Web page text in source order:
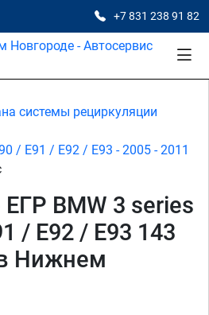
+7 831 238 91 82
системы рециркуляции
/ E91 / E92 / E93 - 2005 - 2011
BMW 3 series
/ E92 / E93 143
Нижнем